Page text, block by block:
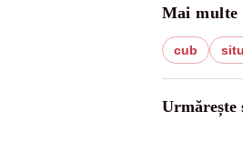
Mai multe
cub
Urmărește